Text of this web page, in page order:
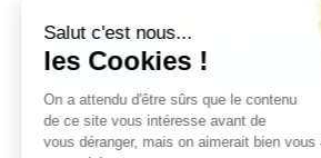
Pourquoi la marque RC Lens continue de
de la valeur ?